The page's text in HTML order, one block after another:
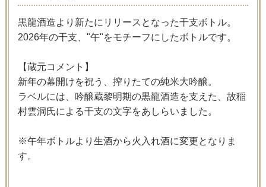
黒龍酒造より新たにリリースとなった干支ボトル。
2026年の干支、"午"をモチーフにしたボトルです。
【蔵元コメント】
新年の幕開けを祝う、搾りたての純米大吟醸。
ラベルには、吟醸蔵黎明期の黒龍酒造を支えた、故稲
村雲洞氏による干支の文字をあしらいました。
※午年ボトルより生酒から火入れ酒に変更となりま
す。